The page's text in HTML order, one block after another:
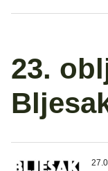
23.